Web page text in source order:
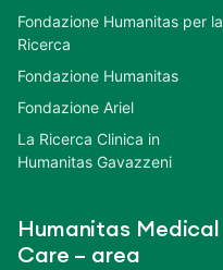
Fondazione Humanitas per la
Ricerca
Fondazione Humanitas
Fondazione Ariel
La Ricerca Clinica in
Humanitas Gavazzeni
Humanitas Medical
Care – area